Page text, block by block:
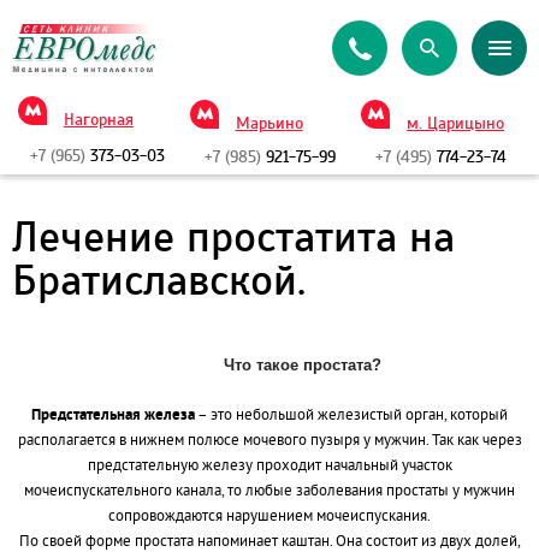
Нагорная
+7 (965) 373-03-03
Марьино
+7 (985)921-75-99
м. Царицыно
+7 (495) 774-23-74
Лечение простатита на
Братиславской.
Что такое простата?
Предстательная железа– это небольшой железистый орган, который
располагается в нижнем полюсе мочевого пузыря у мужчин. Так как через
предстательную железу проходит начальный участок
мочеиспускательного канала, то любые заболевания простаты у мужчин
сопровождаются нарушением мочеиспускания.
По своей форме простата напоминает каштан. Она состоит из двух долей,